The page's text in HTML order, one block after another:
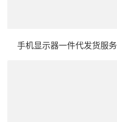
手机显示器一件代发货服务